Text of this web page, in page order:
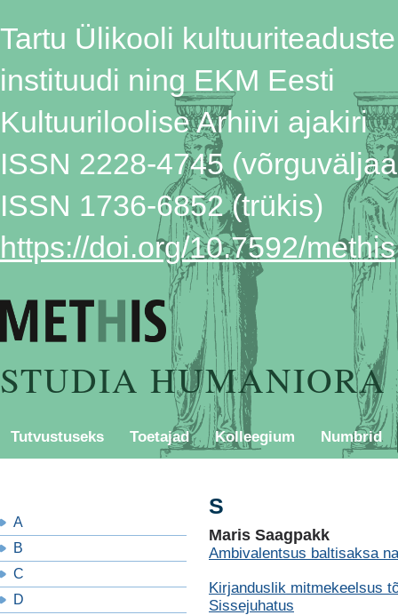
Tartu Ülikooli kultuuriteaduste
instituudi ning EKM Eesti
Kultuuriloolise Arhiivi ajakiri
ISSN 2228-4745
ISSN 1736-6852 (trükis)
https://doi.org/10.7592/methis
STUDIA HUMANIORA
Tutvustuseks Toetajad Kolleegium Numbrid
A
B
C
D
S
Maris Saagpakk
Ambivalentsus baltisaksa
Kirjanduslik mitmekeelsus
Sissejuhatus